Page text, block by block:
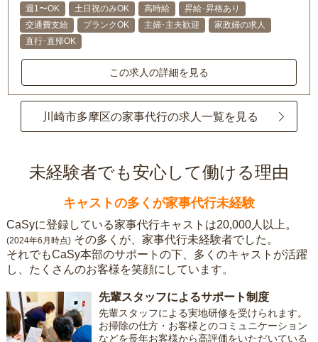
週1〜OK 土日祝のみOK 高時給
昇給･昇格あり
交通費支給
ブランクOK 主婦･主夫歓迎
家政婦の求人
直行･直帰OK
この求人の詳細を見る
川崎市多摩区の家事代行の求人一覧を見る
未経験者でも安心して働ける理由
キャストの多くが家事代行未経験
CaSyに登録している家事代行キャストは20,000人以上。
(2024年6月時点) その多くが、家事代行未経験者でした。
それでもCaSy本部のサポートの下、多くのキャストが活躍
し、たくさんのお客様を笑顔にしています。
先輩スタッフによるサポート制度
先輩スタッフによる実地研修を受けられます。
お掃除の仕方・お客様とのコミュニケーション
などを長年お客様から高評価をいただいている